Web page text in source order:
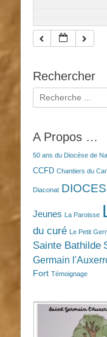
Rechercher
Rechercher :
A Propos …
50 ans du Diocèse de
CCFD Chantiers du
Diaconat
Jeunes La Paroisse
du curé Le Petit
Sainte Bathilde
Germain
Fort Témoignage